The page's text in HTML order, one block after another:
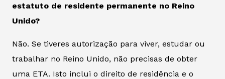
estatuto de residente permanente no Reino
Unido?
Não. Se tiveres autorização para viver, estudar ou
trabalhar no Reino Unido, não precisas de obter
uma ETA. Isto inclui o direito de residência e o